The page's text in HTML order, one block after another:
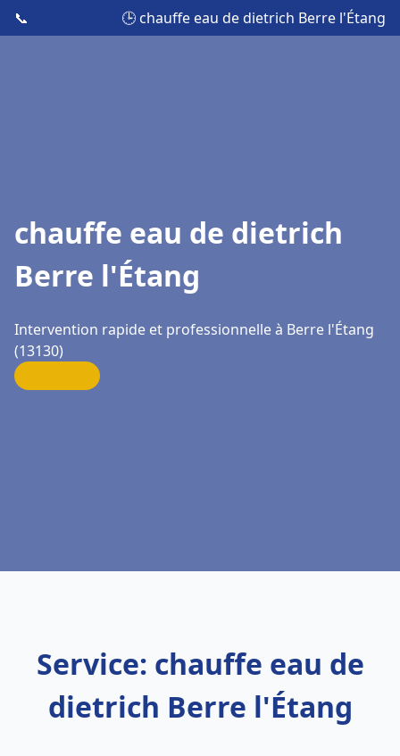
📞 🕒 chauffe eau de dietrich Berre l'Étang
chauffe eau de dietrich
Berre l'Étang
Intervention rapide et professionnelle à Berre l'Étang
(13130)
Service: chauffe eau de
dietrich Berre l'Étang